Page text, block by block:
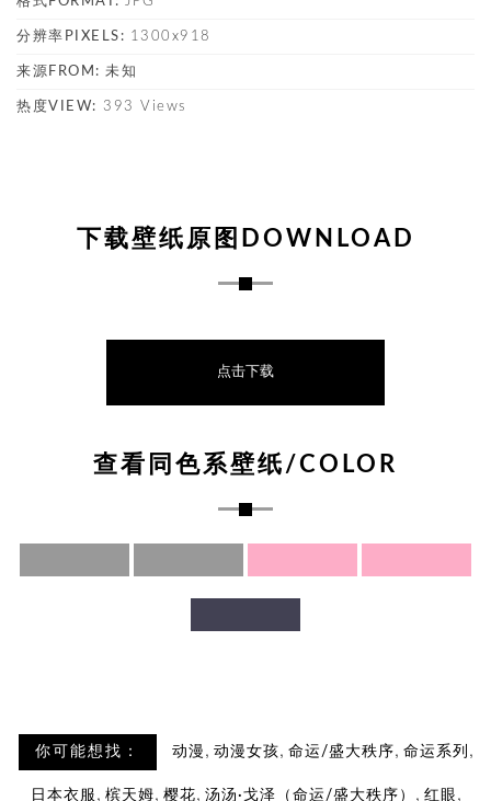
分辨率PIXELS: 1300x918
来源FROM: 未知
热度VIEW: 393 Views
下载壁纸原图DOWNLOAD
点击下载
查看同色系壁纸/COLOR
你可能想找： 动漫 , 动漫女孩, 命运/盛大秩序, 命运系列 ,
日本衣服 , 槟天姆, 樱花, 汤汤·戈泽（命运/盛大秩序） , 红眼 ,